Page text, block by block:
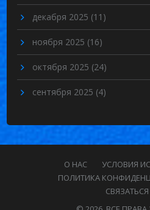
декабря 2025 (11)
ноября 2025 (16)
октября 2025 (24)
сентября 2025 (4)
О НАС
УСЛОВИЯ
ПОЛИТИКА